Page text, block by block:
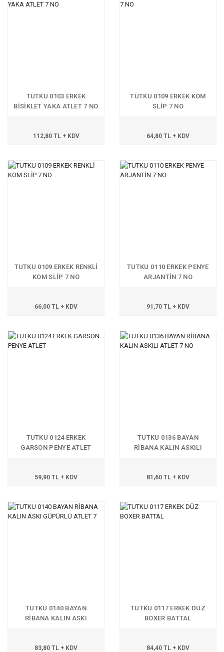
TUTKU 0103 ERKEK
BİSİKLET YAKA ATLET 7 NO
112,80 TL + KDV
TUTKU 0109 ERKEK KOM
SLİP 7 NO
64,80 TL + KDV
TUTKU 0109 ERKEK RENKLİ
KOM SLİP 7 NO
66,00 TL + KDV
TUTKU 0110 ERKEK PENYE
ARJANTİN 7 NO
91,70 TL + KDV
TUTKU 0124 ERKEK
GARSON PENYE ATLET
59,90 TL + KDV
TUTKU 0136 BAYAN
RİBANA KALIN ASKILI
81,60 TL + KDV
TUTKU 0140 BAYAN
RİBANA KALIN ASKI
83,80 TL + KDV
TUTKU 0117 ERKEK DÜZ
BOXER BATTAL
84,40 TL + KDV